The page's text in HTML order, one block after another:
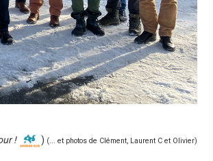
! ) (... et photos de Clément, Laurent C et Olivier)